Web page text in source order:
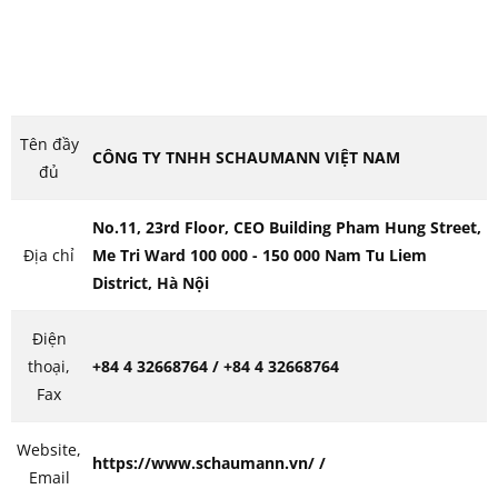
Tên đầy
đủ
CÔNG TY TNHH SCHAUMANN VIỆT NAM
Địa chỉ
No.11, 23rd Floor, CEO Building Pham Hung Street,
Me Tri Ward 100 000 - 150 000 Nam Tu Liem
District, Hà Nội
Điện
thoại,
Fax
+84 4 32668764 / +84 4 32668764
Website,
Email
https://www.schaumann.vn/ /